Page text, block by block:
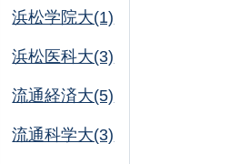
浜松学院大(1)
浜松医科大(3)
流通経済大(5)
流通科学大(3)